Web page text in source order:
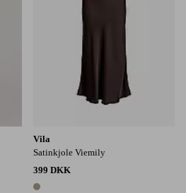
Vila
Satinkjole Viemily
399 DKK